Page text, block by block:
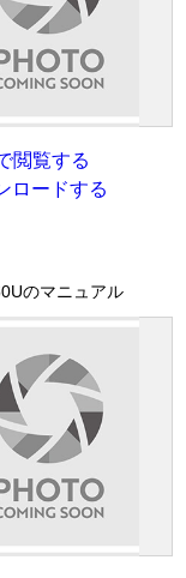
閲覧する
ロードする
のマニュアル